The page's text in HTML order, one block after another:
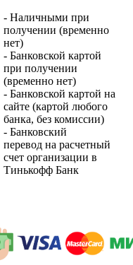
- Наличными при
получении (временно
нет)
- Банковской картой
при получении
(временно нет)
- Банковской картой на
сайте (картой любого
банка, без комиссии)
- Банковский
перевод на расчетный
счет организации в
Тинькофф Банк